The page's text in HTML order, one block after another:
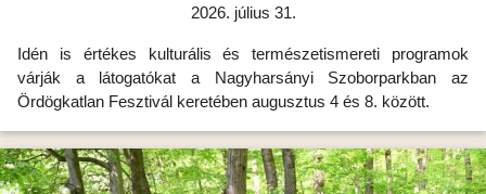
2026. július 31.
Idén is értékes kulturális és természetismereti programok
várják a látogatókat a Nagyharsányi Szoborparkban az
Ördögkatlan Fesztivál keretében augusztus 4 és 8. között.